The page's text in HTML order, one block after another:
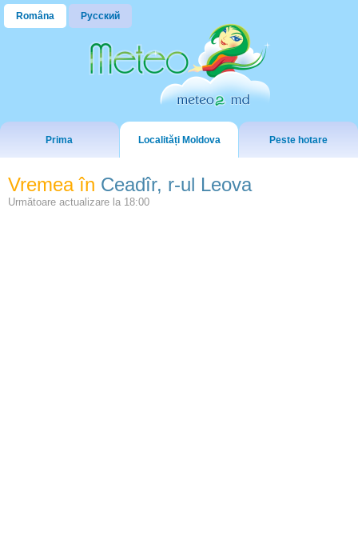
Româna Русский
Prima Localități Moldova Peste hotare
Vremea în Ceadîr, r-ul Leova
Următoare actualizare la 18:00